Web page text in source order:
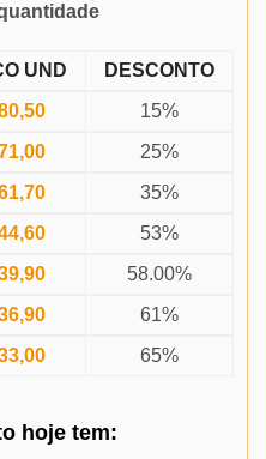
UND
DESCONTO
15%
25%
35%
53%
58.00%
61%
65%
hojetem: